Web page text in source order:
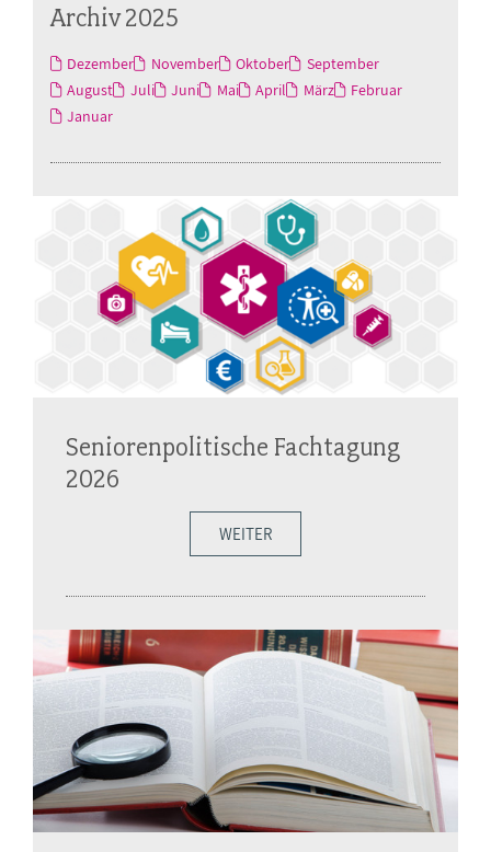
Archiv 2025
Dezember November Oktober
September
August
Juli Juni Mai April März
Februar
Januar
Seniorenpolitische Fachtagung
2026
WEITER